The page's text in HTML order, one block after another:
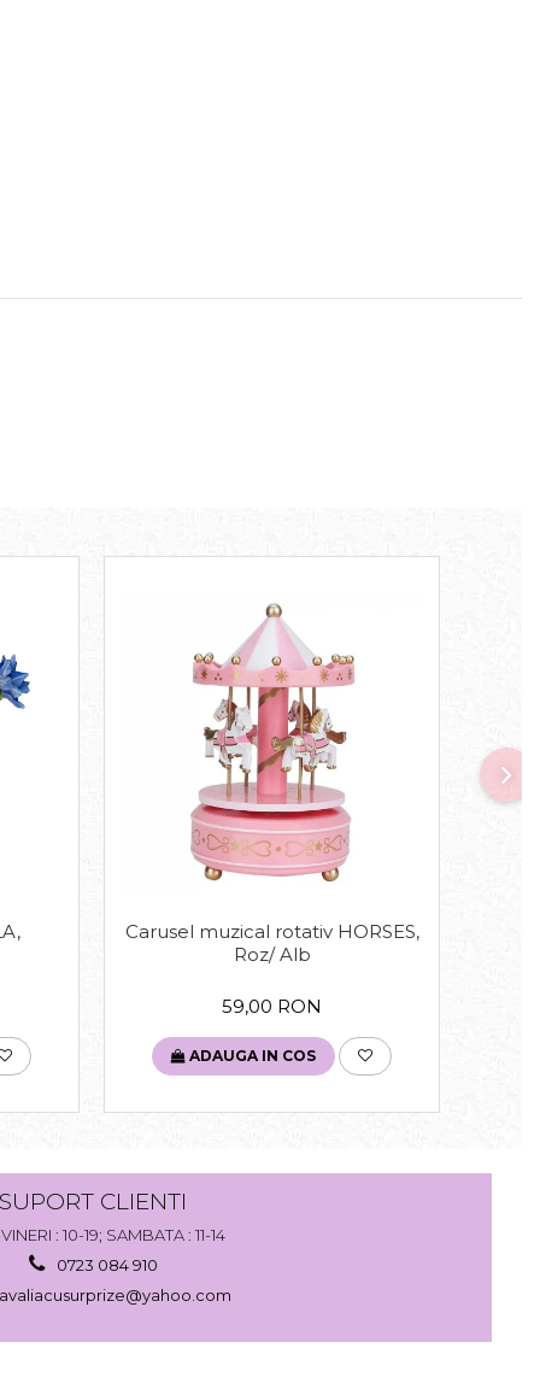
Carusel muzical rotativ HORSES,
Roz/ Alb
59,00 RON
ADAUGA IN COS
CLIENTI
: 10-19; SAMBATA : 11-14
0723 084 910